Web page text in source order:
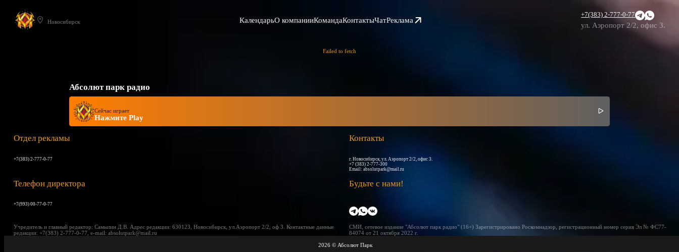
Новосибирск КалендарьО компанииКомандаКонтактыЧатРеклама
+7(383) 2-777-0-77
ул. Аэропорт 2/2, офис 3.
Failed to fetch
Абсолют парк радио
Сейчас играет
Нажмите Play
Отдел рекламы
+7(383) 2-777-0-77
Контакты
г. Новосибирск, ул. Аэропорт 2/2, офис 3.
+7 (383) 2-777-300
Email: absolutpark@mail.ru
Телефон директора
+7(993) 00-77-0-77
Будьте с нами!
Учредитель и главный редактор: Самылин Д.В. Адрес редакции: 630123, Новосибирск, ул.Аэропорт 2/2, оф 3. Контактные данные
редакции: +7(383) 2-777-0-77, e-mail: absolutpark@mail.ru
СМИ, сетевое издание "Абсолют парк радио" (16+) Зарегистрировано Роскомнадзор, регистрационный номер серия Эл № ФС77-
84074 от 21 октября 2022 г.
2026 © Абсолют Парк